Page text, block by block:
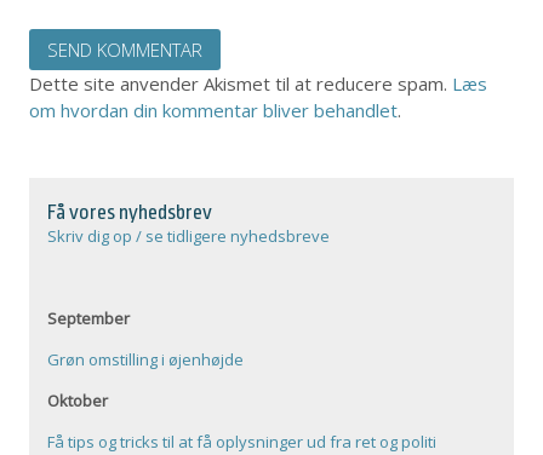
Dette site anvender Akismet til at reducere spam. Læs
om hvordan din kommentar bliver behandlet.
Få vores nyhedsbrev
Skriv dig op / se tidligere nyhedsbreve
September
Grøn omstilling i øjenhøjde
Oktober
Få tips og tricks til at få oplysninger ud fra ret og politi